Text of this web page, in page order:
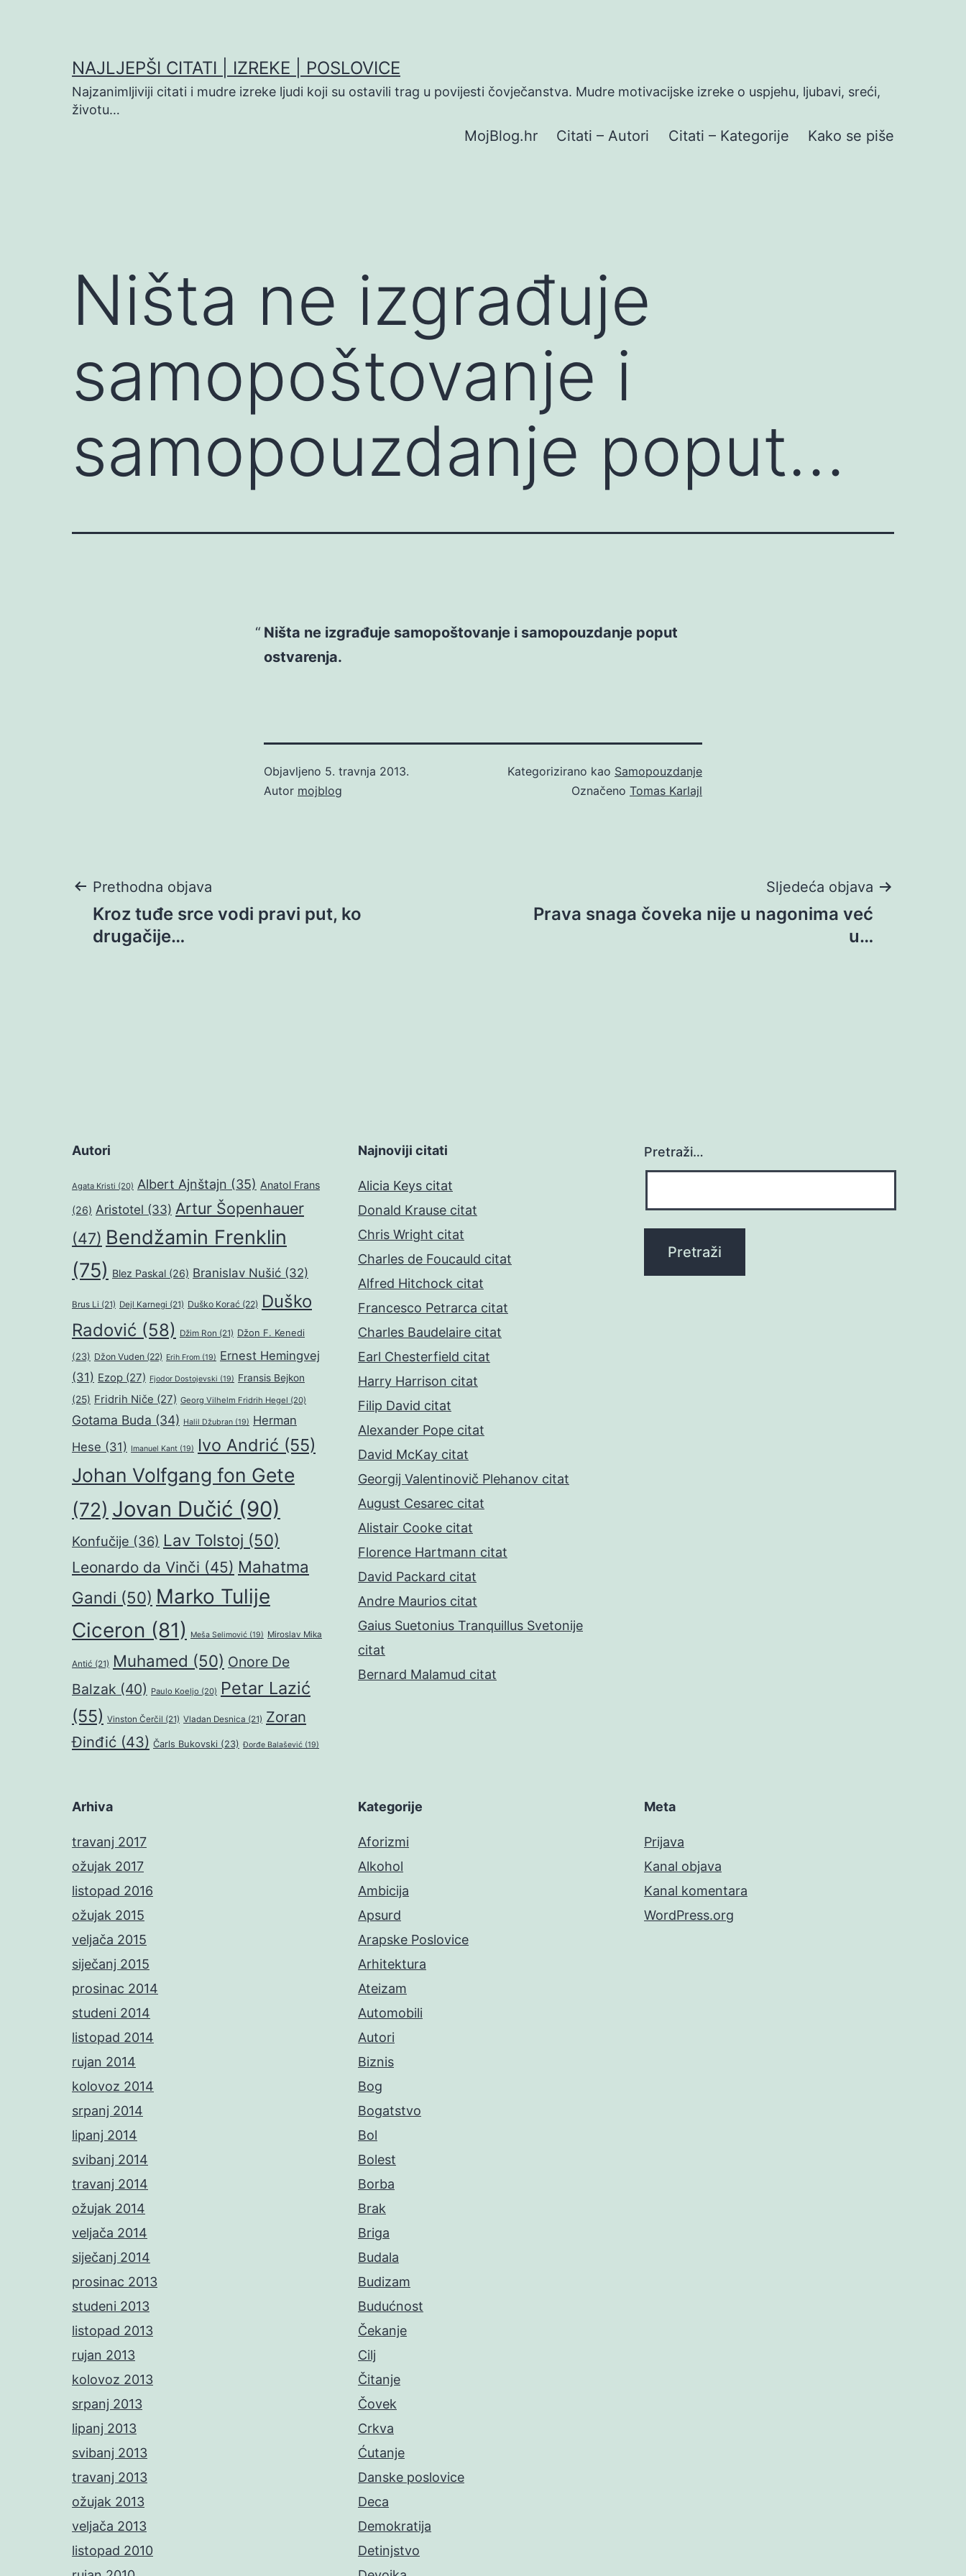
NAJLJEPŠI CITATI | IZREKE | POSLOVICE
Najzanimljiviji citati i mudre izreke ljudi koji su ostavili trag u povijesti čovječanstva. Mudre motivacijske izreke o uspjehu, ljubavi, sreći,
životu…
MojBlog.hr Citati – Autori Citati – Kategorije Kako se piše
Ništa ne izgrađuje
samopoštovanje i
samopouzdanje poput…
Ništa ne izgrađuje samopoštovanje i samopouzdanje poput
ostvarenja.
Objavljeno 5. travnja 2013.
Autor mojblog
Kategorizirano kao Samopouzdanje
Označeno Tomas Karlajl
Navigacija
objava
Prethodna objava
Kroz tuđe srce vodi pravi put, ko
drugačije…
Sljedeća objava
Prava snaga čoveka nije u nagonima već
u…
Autori
Agata Kristi (20) Albert Ajnštajn (35) Anatol Frans
(26) Aristotel (33) Artur Šopenhauer
(47) Bendžamin Frenklin
(75) Blez Paskal (26) Branislav Nušić (32)
Brus Li (21) Dejl Karnegi (21) Duško Korać (22) Duško
Radović (58) Džim Ron (21) Džon F. Kenedi
(23) Džon Vuden (22) Erih From (19) Ernest Hemingvej
(31) Ezop (27) Fjodor Dostojevski (19) Fransis Bejkon
(25) Fridrih Niče (27) Georg Vilhelm Fridrih Hegel (20)
Gotama Buda (34) Halil Džubran (19) Herman
Hese (31) Imanuel Kant (19) Ivo Andrić (55)
Johan Volfgang fon Gete
(72) Jovan Dučić (90)
Konfučije (36) Lav Tolstoj (50)
Leonardo da Vinči (45) Mahatma
Gandi (50) Marko Tulije
Ciceron (81) Meša Selimović (19) Miroslav Mika
Antić (21) Muhamed (50) Onore De
Balzak (40) Paulo Koeljo (20) Petar Lazić
(55) Vinston Čerčil (21) Vladan Desnica (21) Zoran
Đinđić (43) Čarls Bukovski (23) Đorđe Balašević (19)
Najnoviji citati
Alicia Keys citat
Donald Krause citat
Chris Wright citat
Charles de Foucauld citat
Alfred Hitchock citat
Francesco Petrarca citat
Charles Baudelaire citat
Earl Chesterfield citat
Harry Harrison citat
Filip David citat
Alexander Pope citat
David McKay citat
Georgij Valentinovič Plehanov citat
August Cesarec citat
Alistair Cooke citat
Florence Hartmann citat
David Packard citat
Andre Maurios citat
Gaius Suetonius Tranquillus Svetonije
citat
Bernard Malamud citat
Pretraži…
Arhiva
travanj 2017
ožujak 2017
listopad 2016
ožujak 2015
veljača 2015
siječanj 2015
prosinac 2014
studeni 2014
listopad 2014
rujan 2014
kolovoz 2014
srpanj 2014
lipanj 2014
svibanj 2014
travanj 2014
ožujak 2014
veljača 2014
siječanj 2014
prosinac 2013
studeni 2013
listopad 2013
rujan 2013
kolovoz 2013
srpanj 2013
lipanj 2013
svibanj 2013
travanj 2013
ožujak 2013
veljača 2013
listopad 2010
Kategorije
Aforizmi
Alkohol
Ambicija
Apsurd
Arapske Poslovice
Arhitektura
Ateizam
Automobili
Autori
Biznis
Bog
Bogatstvo
Bol
Bolest
Borba
Brak
Briga
Budala
Budizam
Budućnost
Čekanje
Cilj
Čitanje
Čovek
Crkva
Ćutanje
Danske poslovice
Deca
Demokratija
Detinjstvo
Meta
Prijava
Kanal objava
Kanal komentara
WordPress.org